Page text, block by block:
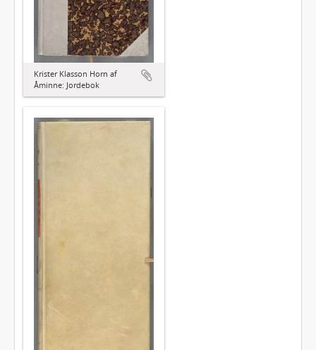
Krister Klasson Horn af
Åminne: Jordebok